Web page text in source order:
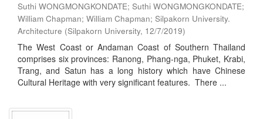
Suthi WONGMONGKONDATE; Suthi WONGMONGKONDATE;
William Chapman; William Chapman; Silpakorn University.
Architecture (Silpakorn University, 12/7/2019)
The West Coast or Andaman Coast of Southern Thailand
comprises six provinces: Ranong, Phang-nga, Phuket, Krabi,
Trang, and Satun has a long history which have Chinese
Cultural Heritage with very significant features. There ...